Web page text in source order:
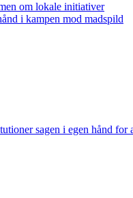
om lokale initiativer
i kampen mod madspild
sagen i egen hånd